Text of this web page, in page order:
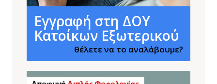
Εγγραφή στη ΔΟΥ
Κατοίκων Εξωτερικού
θέλετε να το αναλάβουμε?